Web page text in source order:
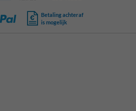
Betaling achteraf
is mogelijk